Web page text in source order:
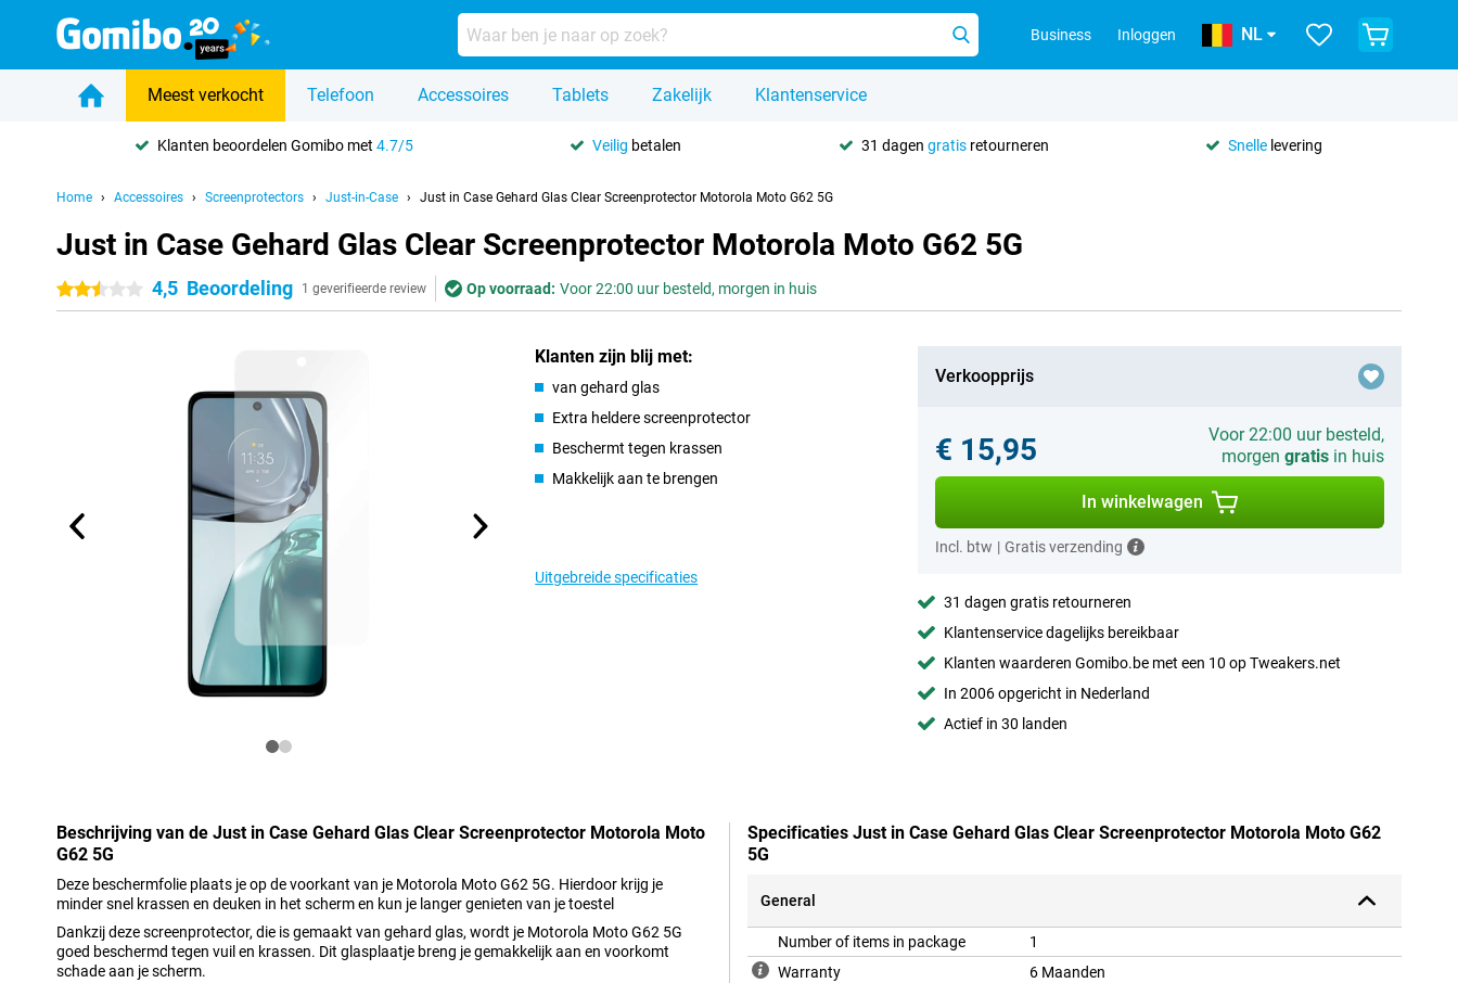
Business Inloggen NL
Meest verkocht Telefoon Accessoires Tablets Zakelijk Klantenservice
Klanten beoordelen Gomibo met 4.7/5 Veilig betalen 31 dagen gratisretourneren Snelle levering
Home Accessoires Screenprotectors Just-in-Case Just in Case Gehard Glas Clear Screenprotector Motorola Moto G62 5G
Just in Case Gehard Glas Clear Screenprotector Motorola Moto G62 5G
2.5 sterren
4,5 Beoordeling 1 geverifieerde review Op voorraad: Voor 22:00 uur besteld, morgen in huis
Klanten zijn blij met:
van gehard glas
Extra heldere screenprotector
Beschermt tegen krassen
Makkelijk aan te brengen
Uitgebreide specificaties
Verkoopprijs
€ 15,95
Voor 22:00 uur besteld,
morgen gratisin huis
In winkelwagen
Incl. btw | Gratis verzending
31 dagen gratis retourneren
Klantenservice dagelijks bereikbaar
Klanten waarderen Gomibo.be met een 10 op Tweakers.net
In 2006 opgericht in Nederland
Actief in 30 landen
Beschrijving van de Just in Case Gehard Glas Clear Screenprotector Motorola Moto
G62 5G
Deze beschermfolie plaats je op de voorkant van je Motorola Moto G62 5G. Hierdoor krijg je
minder snel krassen en deuken in het scherm en kun je langer genieten van je toestel
Dankzij deze screenprotector, die is gemaakt van gehard glas, wordt je Motorola Moto G62 5G
goed beschermd tegen vuil en krassen. Dit glasplaatje breng je gemakkelijk aan en voorkomt
schade aan je scherm.
Specificaties Just in Case Gehard Glas Clear Screenprotector Motorola Moto G62
5G
General
Number of items in package
1
Warranty
6 Maanden